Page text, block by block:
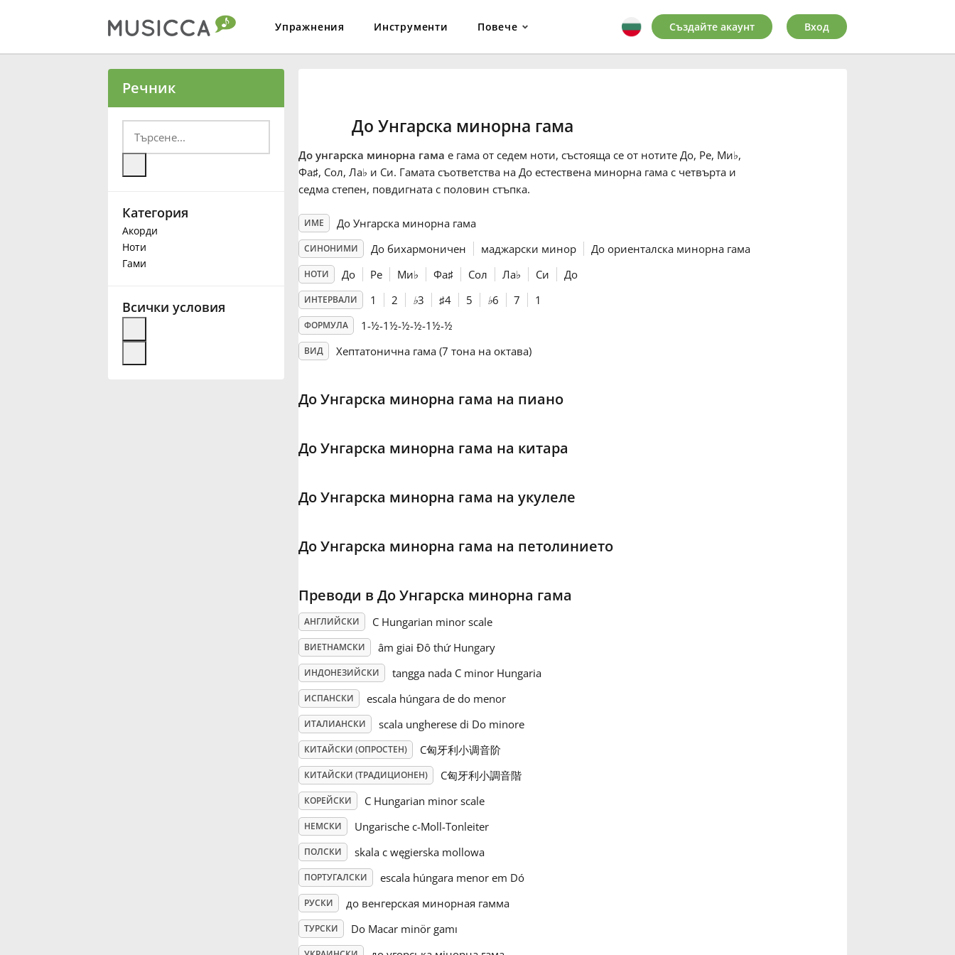
Упражнения Инструменти Повече
Български
Deutsch
Français
Създайте акаунт Вход
Речник
Категория
Акорди
Ноти
Гами
Всички условия
До Унгарска минорна гама
До унгарска минорна гама е гама от седем ноти, състояща се от нотите До, Ре, Ми♭,
Фа♯, Сол, Ла♭ и Си. Гамата съответства на До естествена минорна гама с четвърта и
седма степен, повдигната с половин стъпка.
ИМЕ До Унгарска минорна гама
СИНОНИМИ До бихармоничен маджарски минор До ориенталска минорна гама
НОТИ До Ре Ми♭ Фа♯ Сол Ла♭ Си До
ИНТЕРВАЛИ 1 2 ♭3 ♯4 5 ♭6 7 1
ФОРМУЛА 1-½-1½-½-½-1½-½
ВИД Хептатонична гама (7 тона на октава)
До Унгарска минорна гама на пиано
До Унгарска минорна гама на китара
До Унгарска минорна гама на укулеле
До Унгарска минорна гама на петолинието
Преводи в До Унгарска минорна гама
АНГЛИЙСКИ C Hungarian minor scale
ВИЕТНАМСКИ âm giai Đô thứ Hungary
ИНДОНЕЗИЙСКИ tangga nada C minor Hungaria
ИСПАНСКИ escala húngara de do menor
ИТАЛИАНСКИ scala ungherese di Do minore
КИТАЙСКИ (ОПРОСТЕН) C匈牙利小调音阶
КИТАЙСКИ (ТРАДИЦИОНЕН) C匈牙利小調音階
КОРЕЙСКИ C Hungarian minor scale
НЕМСКИ Ungarische c-Moll-Tonleiter
ПОЛСКИ skala c węgierska mollowa
ПОРТУГАЛСКИ escala húngara menor em Dó
РУСКИ до венгерская минорная гамма
ТУРСКИ Do Macar minör gamı